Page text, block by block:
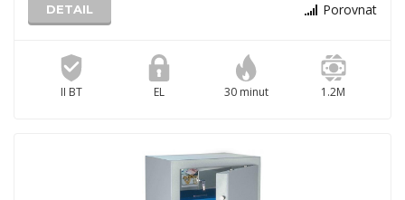
DETAIL Porovnat
II BT EL 30 minut 1.2M